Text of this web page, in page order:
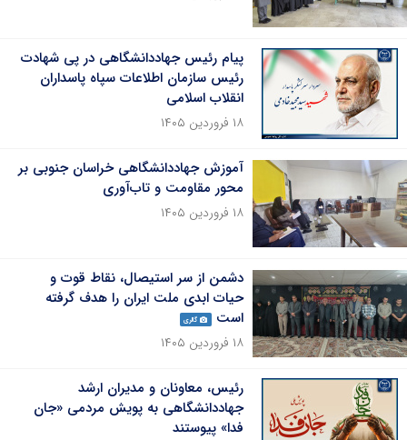
پیام رئیس جهاددانشگاهی در پی شهادت
رئیس سازمان اطلاعات سپاه پاسداران
انقلاب اسلامی
۱۸ فروردین ۱۴۰۵
آموزش جهاددانشگاهی خراسان جنوبی بر
محور مقاومت و تاب‌آوری
۱۸ فروردین ۱۴۰۵
دشمن از سر استیصال، نقاط قوت و
حیات ابدی ملت ایران را هدف گرفته
است
گالری
۱۸ فروردین ۱۴۰۵
رئیس، معاونان و مدیران ارشد
جهاددانشگاهی به پویش مردمی «جان
فدا» پیوستند